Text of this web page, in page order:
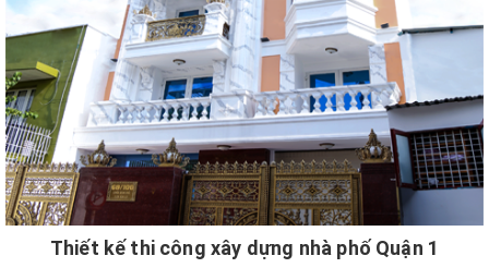
Thiết kế thi công xây dựng nhà phố Quận 1